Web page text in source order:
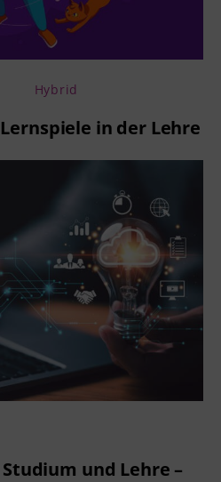
Hybrid
in der Lehre
und Lehre –